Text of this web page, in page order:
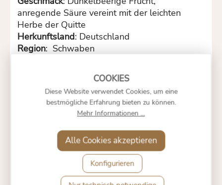
anregende Säure vereint mit der leichten
Herbe der Quitte
Herkunftsland: Deutschland
Region: Schwaben
Durchschnittliche Nährwerte pro 100ml:
: 212,6KJ / 50,3 kcal
: 0 g
davon gesättigte Fettsäuren: 0 g
Kohlehydrate :10,9 g
Davon Zucker :10,0 g
Diese Website verwendet Cookies, um eine
bestmögliche Erfahrung bieten zu können.
Mehr Informationen ...
Konfigurieren
Alle Cookies akzeptieren